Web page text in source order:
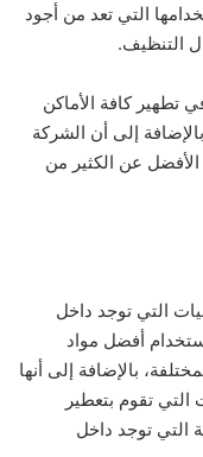
التي تعد من أجود
التنظيف.
تطهير كافة الأماكن
إلى أن الشركة
عن الكثير من
التي توجد داخل
أفضل مواد
بالإضافة إلى أنها
تقوم بتعطير
التي توجد داخل